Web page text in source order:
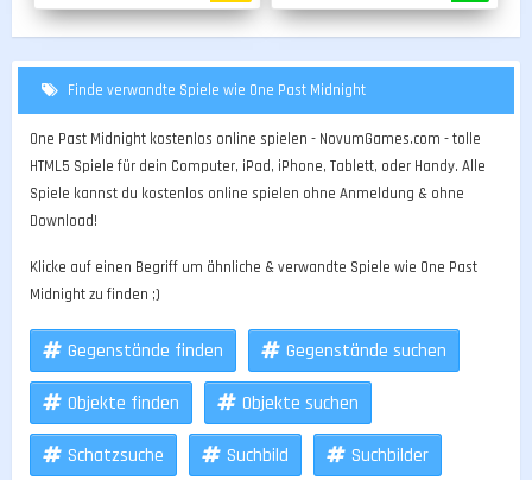
Finde verwandte Spiele wie One Past Midnight
One Past Midnight kostenlos online spielen - NovumGames.com - tolle
HTML5 Spiele für dein Computer, iPad, iPhone, Tablett, oder Handy. Alle
Spiele kannst du kostenlos online spielen ohne Anmeldung & ohne
Download!
Klicke auf einen Begriff um ähnliche & verwandte Spiele wie One Past
Midnight zu finden ;)
Gegenstände finden Gegenstände suchen
Objekte finden Objekte suchen
Schatzsuche Suchbild Suchbilder